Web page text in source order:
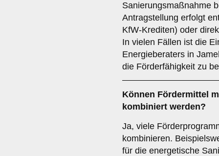
Sanierungsmaßnahme
Antragstellung erfolgt
KfW-Krediten) oder
In vielen Fällen ist die
Energieberaters in
die Förderfähigkeit zu
Können Fördermittel
kombiniert werden?
Ja, viele
kombinieren.
für die energetische